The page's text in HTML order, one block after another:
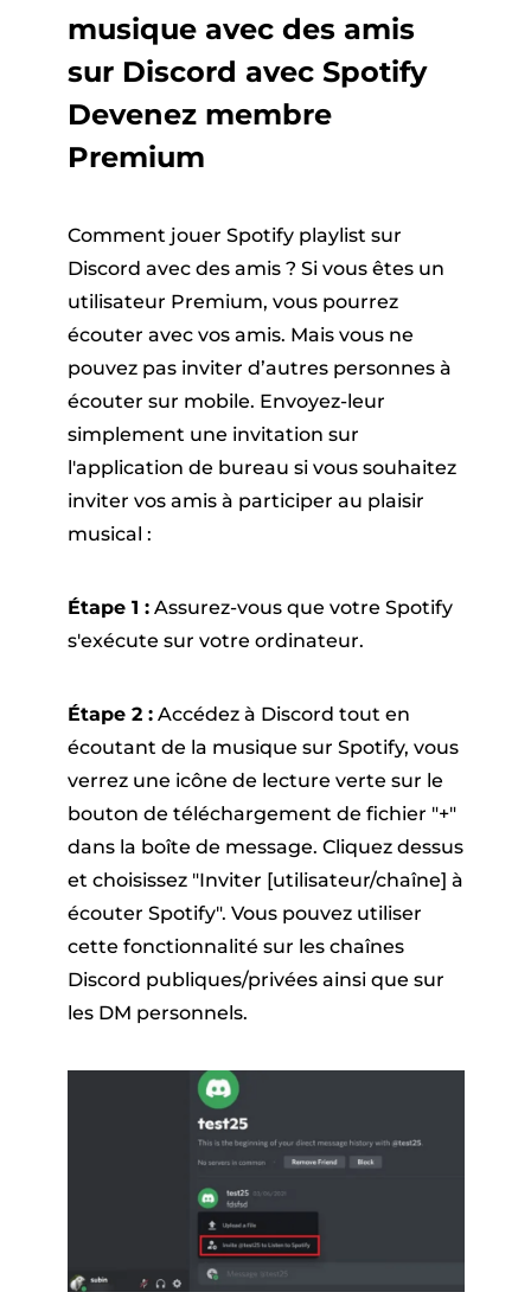
musique avec des amis
sur Discord avec Spotify
Devenez membre
Premium
Comment jouer Spotify playlist sur
Discord avec des amis ? Si vous êtes un
utilisateur Premium, vous pourrez
écouter avec vos amis. Mais vous ne
pouvez pas inviter d’autres personnes à
écouter sur mobile. Envoyez-leur
simplement une invitation sur
l'application de bureau si vous souhaitez
inviter vos amis à participer au plaisir
musical :
Étape 1 :Assurez-vous que votre Spotify
s'exécute sur votre ordinateur.
Étape 2 :Accédez à Discord tout en
écoutant de la musique sur Spotify, vous
verrez une icône de lecture verte sur le
bouton de téléchargement de fichier "+"
dans la boîte de message. Cliquez dessus
et choisissez "Inviter [utilisateur/chaîne] à
écouter Spotify". Vous pouvez utiliser
cette fonctionnalité sur les chaînes
Discord publiques/privées ainsi que sur
les DM personnels.